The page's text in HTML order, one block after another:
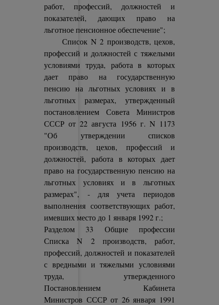
работ, профессий, должностей и
показателей, дающих право на
льготное пенсионное обеспечение";
Список N 2 производств, цехов,
профессий и должностей с тяжелыми
условиями труда, работа в которых
дает право на государственную
пенсию на льготных условиях и в
льготных размерах, утвержденный
постановлением Совета Министров
СССР от 22 августа 1956 г. N 1173
"Об утверждении списков
производств, цехов, профессий и
должностей, работа в которых дает
право на государственную пенсию на
льготных условиях и в льготных
размерах", - для учета периодов
выполнения соответствующих работ,
имевших место до 1 января 1992 г.;
Разделом 33 Общие профессии
Списка N 2 производств, работ,
профессий, должностей и показателей
с вредными и тяжелыми условиями
труда, утвержденного
Постановлением Кабинета
Министров СССР от 26 января 1991